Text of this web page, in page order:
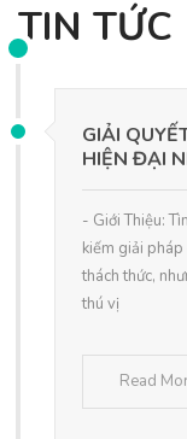
TIN TỨC
GIẢI
HIỆN ĐẠI
- Giới Thiệu:
kiếm giải
thách thức,
thú vị
Read